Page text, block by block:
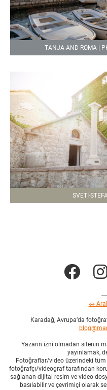
TANJA AND ROMA |
SVETI-
🚗
Karadağ, Avrupa’da
Yazarın izni olmadan sitenin
yayınlamak,
Fotoğraflar/video üzerindeki
fotoğrafçı/videograf tarafından
sağlanan dijital resim ve video
basılabilir ve çevrimiçi olarak